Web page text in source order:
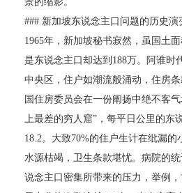
### 新加坡东说念主口问题的历史演
1965年，新加坡秘书寂然，虽国土
是东说念主口却达到188万。阿谁时
中央区，住户如潮流般涌动，住房
国住房委员会在一份阐扬中绝不客
上最差的穷人窟”，每平日公里的东
18.2。大致70%的住户生计在纰漏
水源枯竭，卫生条款堪忧。病院的
说念主口密集所带来的压力，举例